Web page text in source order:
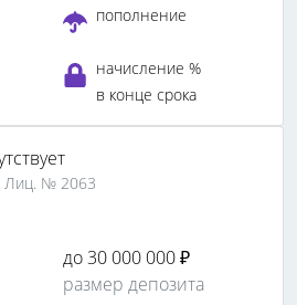
пополнение
начисление %
в конце срока
Лиц. № 2063
до 30 000 000 ₽
размер депозита